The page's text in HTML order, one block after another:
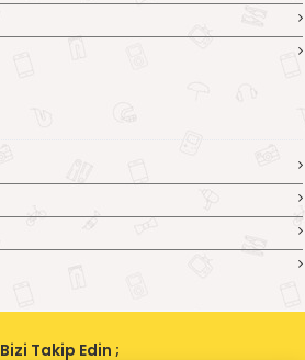
Bizi Takip Edin ;